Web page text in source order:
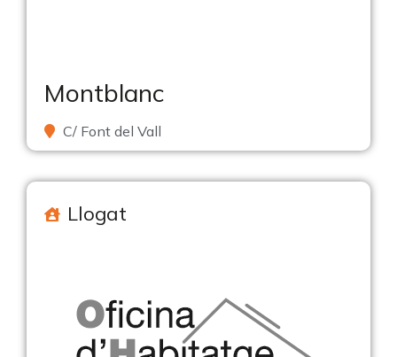
Montblanc
C/ Font del Vall
Llogat